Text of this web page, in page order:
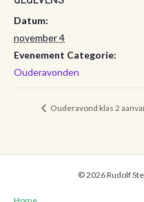
Datum:
november 4
Evenement Categorie:
Ouderavonden
Ouderavond klas 2
© 2026 Rudolf